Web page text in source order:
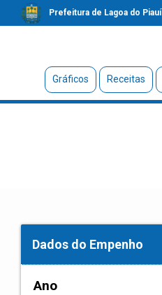
Prefeitura de Lagoa do Piauí
Gráficos Receitas
Dados do Empenho
Ano